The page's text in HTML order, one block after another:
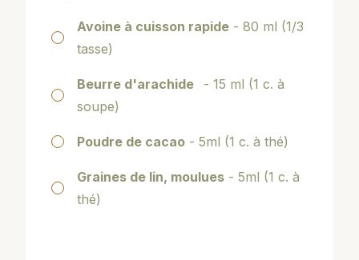
Avoine à cuisson rapide - 80 ml (1/3
tasse)
Beurre d'arachide - 15 ml (1 c. à
soupe)
Poudre de cacao - 5ml (1 c. à thé)
Graines de lin, moulues - 5ml (1 c. à
thé)